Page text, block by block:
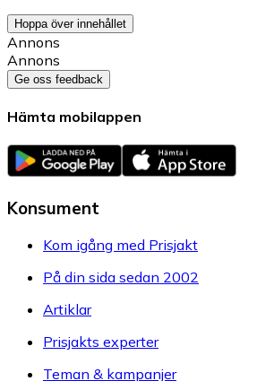
Hoppa över innehållet
Annons
Annons
Ge oss feedback
Hämta mobilappen
Konsument
Kom igång med Prisjakt
På din sida sedan 2002
Artiklar
Prisjakts experter
Teman & kampanjer